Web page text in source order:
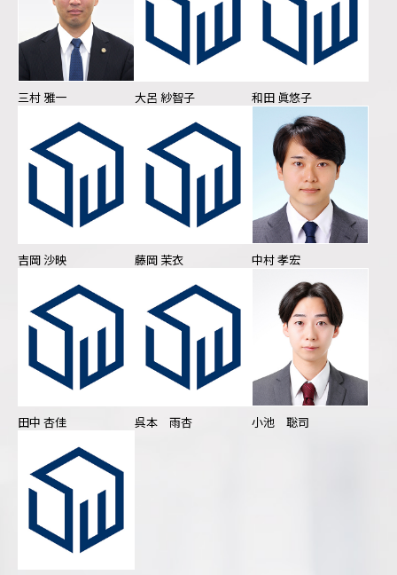
三村 雅一 大呂 紗智子 和田 眞悠子
吉岡 沙映 藤岡 茉衣 中村 孝宏
田中 杏佳 呉本 雨杏 小池 聡司